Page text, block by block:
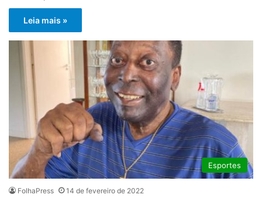
Leia mais »
Esportes
FolhaPress 14 de fevereiro de 2022